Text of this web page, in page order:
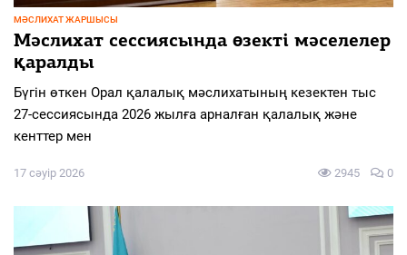
МӘСЛИХАТ ЖАРШЫСЫ
Мәслихат сессиясында өзекті мәселелер
қаралды
Бүгін өткен Орал қалалық мәслихатының кезектен тыс
27-сессиясында 2026 жылға арналған қалалық және
кенттер мен
17 сәуір 2026 2945 0